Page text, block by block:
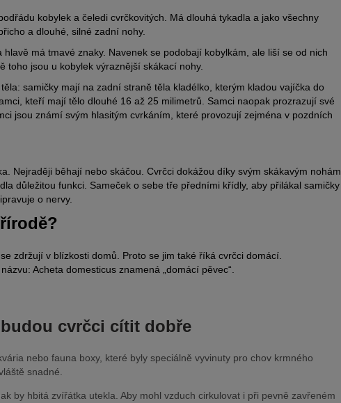
kobylek a čeledi cvrčkovitých. Má dlouhá tykadla a jako všechny
a dlouhé, silné zadní nohy.
má tmavé znaky. Navenek se podobají kobylkám, ale liší se od nich
toho jsou u kobylek výraznější skákací nohy.
samičky mají na zadní straně těla kladélko, kterým kladou vajíčka do
kteří mají tělo dlouhé 16 až 25 milimetrů. Samci naopak prozrazují své
jsou známí svým hlasitým cvrkáním, které provozují zejména v pozdních
Nejraději běhají nebo skáčou. Cvrčci dokážou díky svým skákavým nohám
důležitou funkci. Sameček o sebe tře předními křídly, aby přilákal samičky
o nervy.
zdržují v blízkosti domů. Proto se jim také říká cvrčci domácí.
Acheta domesticus znamená „domácí pěvec“.
cvrčci cítit dobře
nebo fauna boxy, které byly speciálně vyvinuty pro chov krmného
snadné.
by hbitá zvířátka utekla. Aby mohl vzduch cirkulovat i při pevně zavřeném